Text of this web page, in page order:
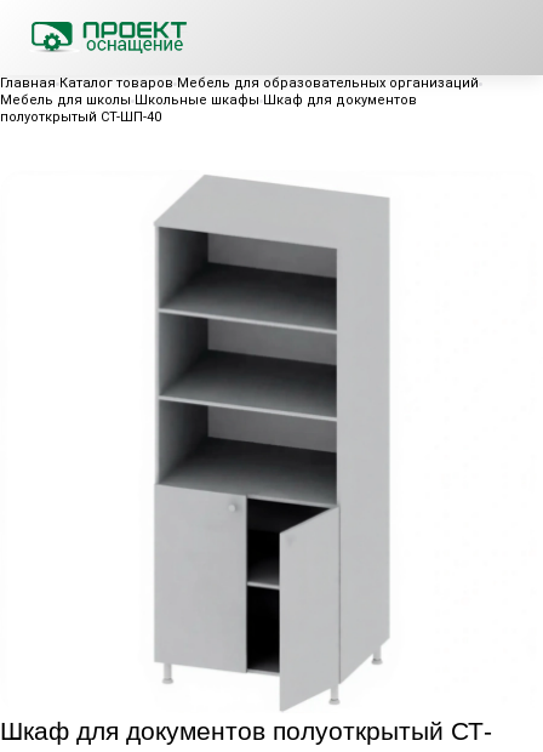
Главная Каталог товаров Мебель для образовательных организаций
Мебель для школы Школьные шкафы Шкаф для документов
полуоткрытый СТ-ШП-40
Шкаф для документов полуоткрытый СТ-